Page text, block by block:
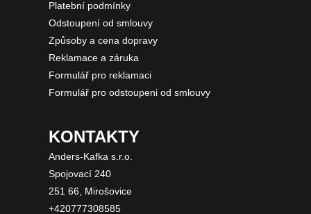
Platební podmínky
Odstoupení od smlouvy
Způsoby a cena dopravy
Reklamace a záruka
Formulář pro reklamaci
Formulář pro odstoupeni od smlouvy
KONTAKTY
Anders-Kafka s.r.o.
Spojovací 240
251 66, Mirošovice
+420777308585